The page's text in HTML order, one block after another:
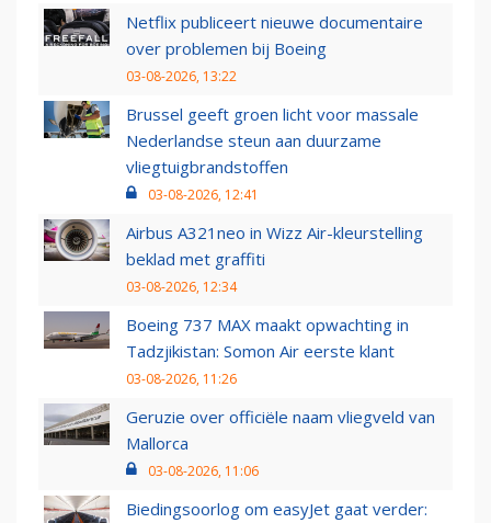
Netflix publiceert nieuwe documentaire
over problemen bij Boeing
03-08-2026, 13:22
Brussel geeft groen licht voor massale
Nederlandse steun aan duurzame
vliegtuigbrandstoffen
03-08-2026, 12:41
Airbus A321neo in Wizz Air-kleurstelling
beklad met graffiti
03-08-2026, 12:34
Boeing 737 MAX maakt opwachting in
Tadzjikistan: Somon Air eerste klant
03-08-2026, 11:26
Geruzie over officiële naam vliegveld van
Mallorca
03-08-2026, 11:06
Biedingsoorlog om easyJet gaat verder: